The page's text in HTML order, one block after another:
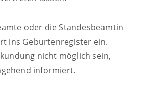
oder die Standesbeamtin
ins Geburtenregister ein.
nicht möglich sein,
informiert.